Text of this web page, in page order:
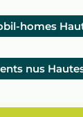
homes
nus